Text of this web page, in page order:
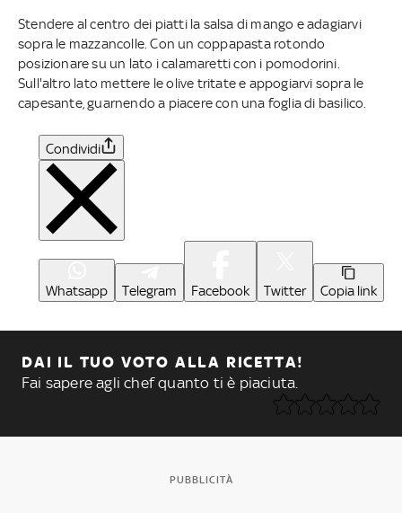
Stendere al centro dei piatti la salsa di mango e adagiarvi
sopra le mazzancolle. Con un coppapasta rotondo
posizionare su un lato i calamaretti con i pomodorini.
Sull'altro lato mettere le olive tritate e appogiarvi sopra le
capesante, guarnendo a piacere con una foglia di basilico.
Condividi
Whatsapp Telegram Facebook Twitter Copia link
DAI IL TUO VOTO ALLA RICETTA!
Fai sapere agli chef quanto ti è piaciuta.
PUBBLICITÀ